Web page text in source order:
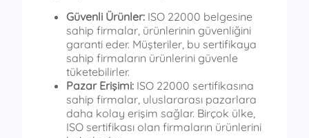
Güvenli Ürünler: ISO 22000 belgesine
sahip firmalar, ürünlerinin güvenliğini
garanti eder. Müşteriler, bu sertifikaya
sahip firmaların ürünlerini güvenle
tüketebilirler.
Pazar Erişimi: ISO 22000 sertifikasına
sahip firmalar, uluslararası pazarlara
daha kolay erişim sağlar. Birçok ülke,
ISO sertifikası olan firmaların ürünlerini